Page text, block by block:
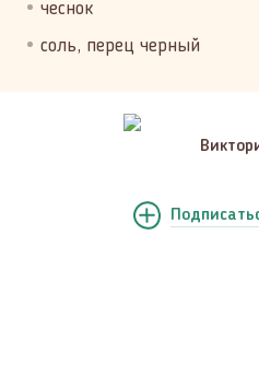
чеснок
соль, перец черный